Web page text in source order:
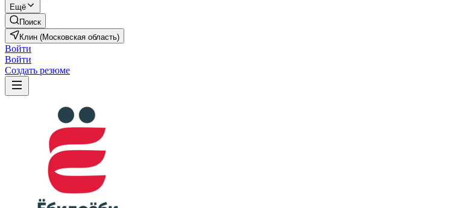
Ещё
Поиск
Клин (Московская область)
Войти
Войти
Создать резюме